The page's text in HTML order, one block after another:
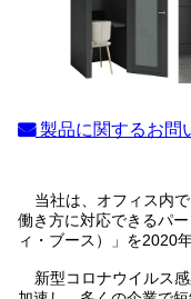
製品に関するお問
当社は、オフィス内
働き方に対応できるパ
ィ・ブース）」を2020
新型コロナウイルス